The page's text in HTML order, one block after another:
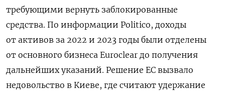
требующими вернуть заблокированные
средства. По информации Politico, доходы
от активов за 2022 и 2023 годы были отделены
от основного бизнеса Euroclear до получения
дальнейших указаний. Решение ЕС вызвало
недовольство в Киеве, где считают удержание